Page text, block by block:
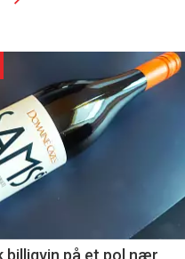
billigvin på et pol nær